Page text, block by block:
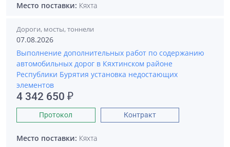
Место поставки: Кяхта
Дороги, мосты, тоннели
07.08.2026
Выполнение дополнительных работ по содержанию
автомобильных дорог в Кяхтинском районе
Республики Бурятия установка недостающих
элементов
4 342 650 ₽
Протокол Контракт
Место поставки: Кяхта